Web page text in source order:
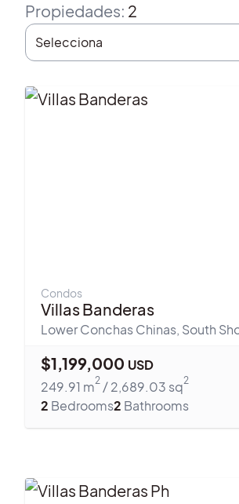
Propiedades: 2
Condos
Villas Banderas
Lower Conchas Chinas, South
$1,199,000 USD
249.91 m2 /2,689.03 sq2
2 Bedrooms2 Bathrooms